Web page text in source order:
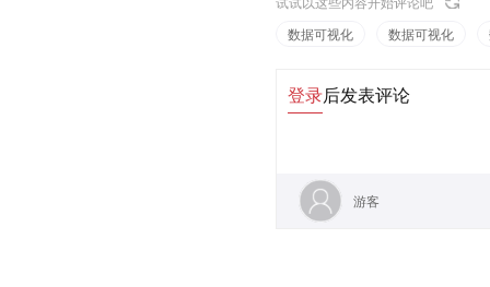
数据可视化
数据可视化
登录后发表评论
游客